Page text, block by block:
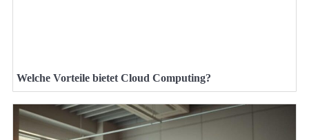
Welche Vorteile bietet Cloud Computing?